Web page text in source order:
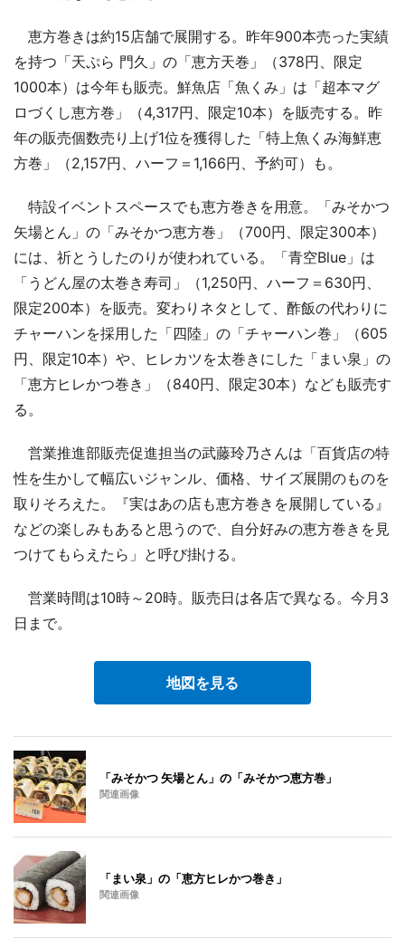
恵方巻きは約15店舗で展開する。昨年900本売った実績
を持つ「天ぷら 門久」の「恵方天巻」（378円、限定
1000本）は今年も販売。鮮魚店「魚くみ」は「超本マグ
ロづくし恵方巻」（4,317円、限定10本）を販売する。昨
年の販売個数売り上げ1位を獲得した「特上魚くみ海鮮恵
方巻」（2,157円、ハーフ＝1,166円、予約可）も。
特設イベントスペースでも恵方巻きを用意。「みそかつ
矢場とん」の「みそかつ恵方巻」（700円、限定300本）
には、祈とうしたのりが使われている。「青空Blue」は
「うどん屋の太巻き寿司」（1,250円、ハーフ＝630円、
限定200本）を販売。変わりネタとして、酢飯の代わりに
チャーハンを採用した「四陸」の「チャーハン巻」（605
円、限定10本）や、ヒレカツを太巻きにした「まい泉」の
「恵方ヒレかつ巻き」（840円、限定30本）なども販売す
る。
営業推進部販売促進担当の武藤玲乃さんは「百貨店の特
性を生かして幅広いジャンル、価格、サイズ展開のものを
取りそろえた。『実はあの店も恵方巻きを展開している』
などの楽しみもあると思うので、自分好みの恵方巻きを見
つけてもらえたら」と呼び掛ける。
営業時間は10時～20時。販売日は各店で異なる。今月3
日まで。
地図を見る
「みそかつ 矢場とん」の「みそかつ恵方巻」
関連画像
「まい泉」の「恵方ヒレかつ巻き」
関連画像